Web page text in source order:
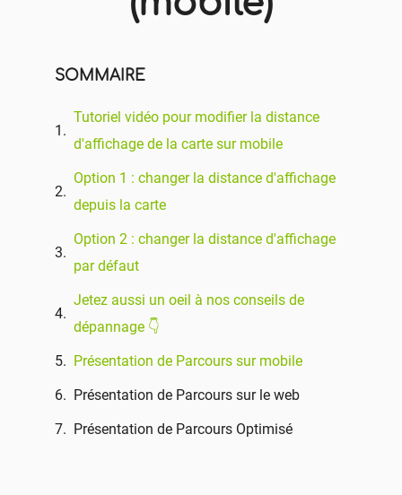
SOMMAIRE
Tutoriel vidéo pour modifier la distance
d'affichage de la carte sur mobile
Option 1 : changer la distance d'affichage
depuis la carte
Option 2 : changer la distance d'affichage
par défaut
Jetez aussi un oeil à nos conseils de
dépannage 👇
Présentation de Parcours sur mobile
Présentation de Parcours sur le web
Présentation de Parcours Optimisé